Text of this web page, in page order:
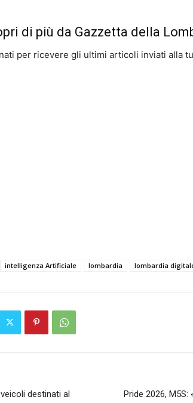
di più da Gazzetta della
per ricevere gli ultimi articoli inviati alla
intelligenza Artificiale lombardia lombardia
destinati al
Pride 2026,